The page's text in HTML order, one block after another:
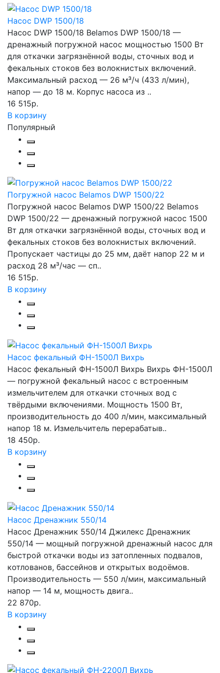
Насос DWP 1500/18
Насос DWP 1500/18 Belamos DWP 1500/18 —
дренажный погружной насос мощностью 1500 Вт
для откачки загрязнённой воды, сточных вод и
фекальных стоков без волокнистых включений.
Максимальный расход — 26 м³/ч (433 л/мин),
напор — до 18 м. Корпус насоса из ..
16 515р.
В корзину
Популярный
Погружной насос Belamos DWP 1500/22
Погружной насос Belamos DWP 1500/22 Belamos
DWP 1500/22 — дренажный погружной насос 1500
Вт для откачки загрязнённой воды, сточных вод и
фекальных стоков без волокнистых включений.
Пропускает частицы до 25 мм, даёт напор 22 м и
расход 28 м³/час — сп..
16 515р.
В корзину
Насос фекальный ФН-1500Л Вихрь
Насос фекальный ФН-1500Л Вихрь Вихрь ФН-1500Л
— погружной фекальный насос с встроенным
измельчителем для откачки сточных вод с
твёрдыми включениями. Мощность 1500 Вт,
производительность до 400 л/мин, максимальный
напор 18 м. Измельчитель перерабатыв..
18 450р.
В корзину
Насос Дренажник 550/14
Насос Дренажник 550/14 Джилекс Дренажник
550/14 — мощный погружной дренажный насос для
быстрой откачки воды из затопленных подвалов,
котлованов, бассейнов и открытых водоёмов.
Производительность — 550 л/мин, максимальный
напор — 14 м, мощность двига..
22 870р.
В корзину